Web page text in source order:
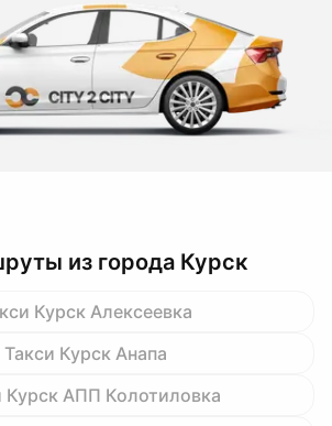
из города Курск
Курск Алексеевка
Такси Курск Анапа
Курск АПП Колотиловка